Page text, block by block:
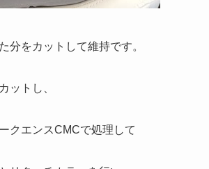
分をカットして維持です。
ットし、
クエンスCMCで処理して